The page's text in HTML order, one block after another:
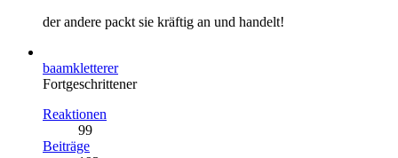
der andere packt sie kräftig an und handelt!
baamkletterer
Fortgeschrittener
Reaktionen
99
Beiträge